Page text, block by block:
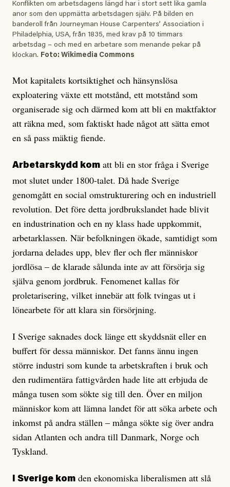
Konflikten om arbetsdagens längd har i stort sett lika gamla
anor som den uppmätta arbetsdagen själv. På bilden en
banderoll från Journeyman House Carpenters’ Association i
Philadelphia, USA, från 1835, med krav på 10 timmars
arbetsdag – och med en arbetare som menande pekar på
klockan. Foto: Wikimedia Commons
Mot kapitalets kortsiktighet och hänsynslösa
exploatering växte ett motstånd, ett motstånd som
organiserade sig och därmed kom att bli en maktfaktor
att räkna med, som faktiskt hade något att sätta emot
en så pass mäktig fiende.
Arbetarskydd kom att bli en stor fråga i Sverige
mot slutet under 1800-talet. Då hade Sverige
genomgått en social omstrukturering och en industriell
revolution. Det före detta jordbrukslandet hade blivit
en industrination och en ny klass hade uppkommit,
arbetarklassen. När befolkningen ökade, samtidigt som
jordarna delades upp, blev fler och fler människor
jordlösa – de klarade sålunda inte av att försörja sig
själva genom jordbruk. Fenomenet kallas för
proletarisering, vilket innebär att folk tvingas ut i
lönearbete för att klara sin försörjning.
I Sverige saknades dock länge ett skyddsnät eller en
buffert för dessa människor. Det fanns ännu ingen
större industri som kunde ta arbetskraften i bruk och
den rudimentära fattigvården hade lite att erbjuda de
många tusen som sökte sig till den. Över en miljon
människor kom att lämna landet för att söka arbete och
inkomst på andra ställen – många sökte sig över andra
sidan Atlanten och andra till Danmark, Norge och
Tyskland.
I Sverige kom den ekonomiska liberalismen att slå